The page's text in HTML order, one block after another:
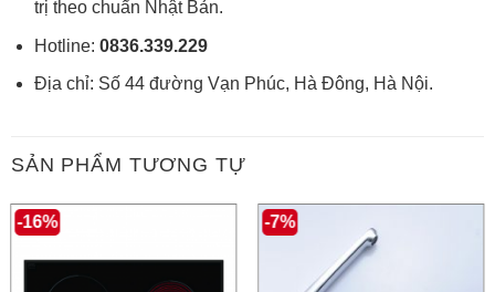
trị theo chuẩn Nhật Bản.
Hotline: 0836.339.229
Địa chỉ: Số 44 đường Vạn Phúc, Hà Đông, Hà Nội.
SẢN PHẨM TƯƠNG TỰ
-16% -7%